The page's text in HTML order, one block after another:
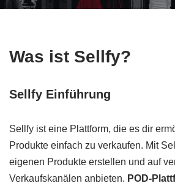
Was ist Sellfy?
Sellfy Einführung
Sellfy ist eine Plattform, die es dir
Produkte einfach zu verkaufen. Mit
eigenen Produkte erstellen und auf
Verkaufskanälen anbieten. POD-